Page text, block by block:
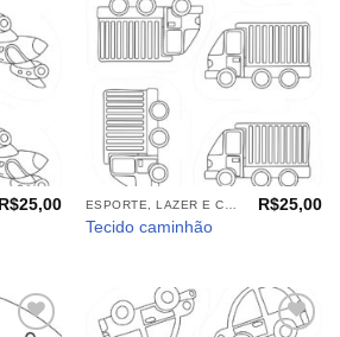
R$25,00
Tecido caminhão
R$25,00